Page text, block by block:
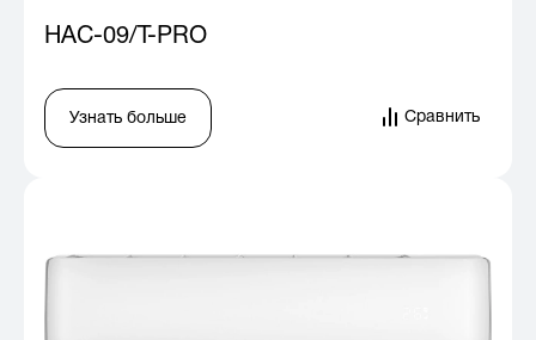
HAC-09/T-PRO
Узнать больше Сравнить